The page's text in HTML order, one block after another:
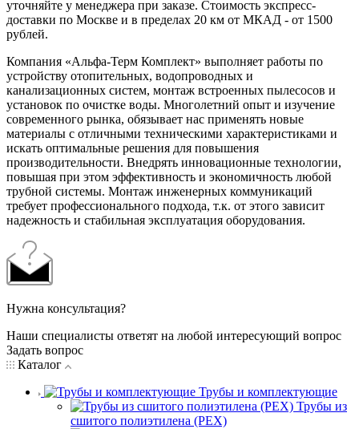
уточняйте у менеджера при заказе. Стоимость экспресс-
доставки по Москве и в пределах 20 км от МКАД - от 1500
рублей.
Компания «Альфа-Терм Комплект» выполняет работы по
устройству отопительных, водопроводных и
канализационных систем, монтаж встроенных пылесосов и
установок по очистке воды. Многолетний опыт и изучение
современного рынка, обязывает нас применять новые
материалы с отличными техническими характеристиками и
искать оптимальные решения для повышения
производительности. Внедрять инновационные технологии,
повышая при этом эффективность и экономичность любой
трубной системы. Монтаж инженерных коммуникаций
требует профессионального подхода, т.к. от этого зависит
надежность и стабильная эксплуатация оборудования.
Нужна консультация?
Наши специалисты ответят на любой интересующий вопрос
Задать вопрос
Каталог
Трубы и комплектующие
Трубы из
сшитого полиэтилена (PEX)